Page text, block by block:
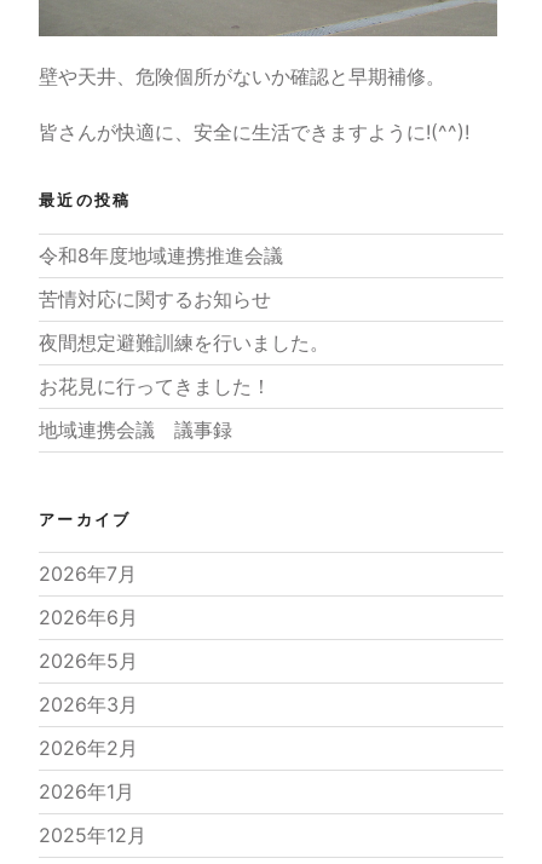
壁や天井、危険個所がないか確認と早期補修。
皆さんが快適に、安全に生活できますように!(^^)!
最近の投稿
令和8年度地域連携推進会議
苦情対応に関するお知らせ
夜間想定避難訓練を行いました。
お花見に行ってきました！
地域連携会議 議事録
アーカイブ
2026年7月
2026年6月
2026年5月
2026年3月
2026年2月
2026年1月
2025年12月